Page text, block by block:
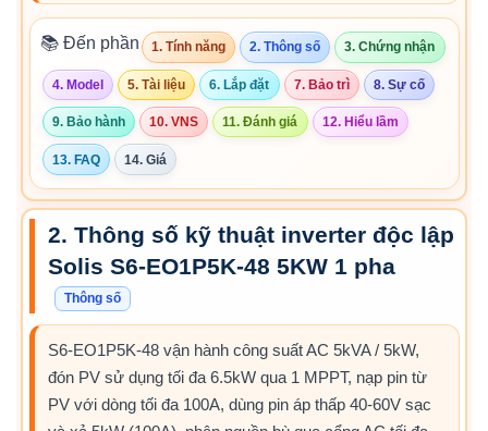
📚 Đến phần 1. Tính năng 2. Thông số 3. Chứng nhận
4. Model 5. Tài liệu 6. Lắp đặt 7. Bảo trì 8. Sự cố
9. Bảo hành 10. VNS 11. Đánh giá 12. Hiểu lầm
13. FAQ 14. Giá
2. Thông số kỹ thuật inverter độc lập
Solis S6-EO1P5K-48 5KW 1 pha
Thông số
S6-EO1P5K-48 vận hành công suất AC 5kVA / 5kW,
đón PV sử dụng tối đa 6.5kW qua 1 MPPT, nạp pin từ
PV với dòng tối đa 100A, dùng pin áp thấp 40-60V sạc